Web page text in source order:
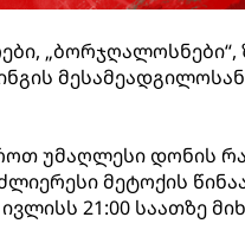
უმაღლესი დონის
მეტოქის
21:00 საათზე